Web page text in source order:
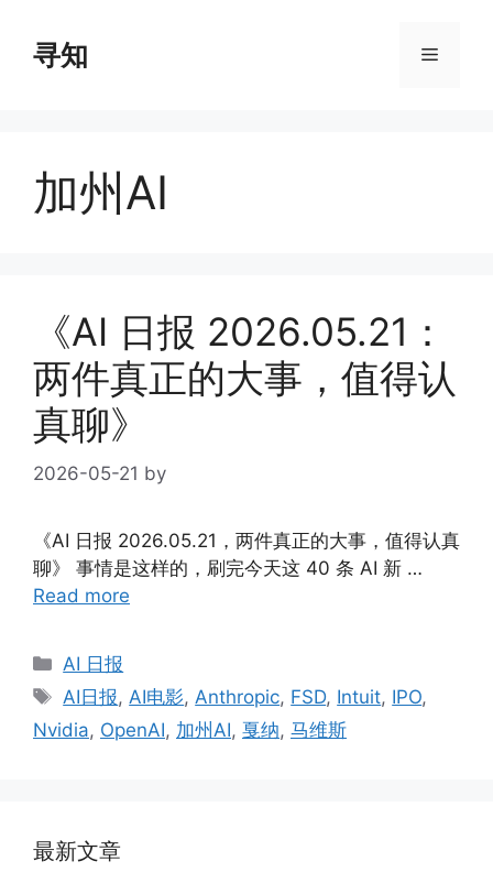
content
寻知 Menu
加州AI
《AI 日报 2026.05.21：
两件真正的大事，值得认
真聊》
2026-05-21 by
《AI 日报 2026.05.21，两件真正的大事，值得认真
聊》 事情是这样的，刷完今天这 40 条 AI 新 …
Read more
Categories
AI 日报
Tags
AI日报, AI电影, Anthropic, FSD, Intuit, IPO,
Nvidia, OpenAI, 加州AI, 戛纳, 马维斯
最新文章